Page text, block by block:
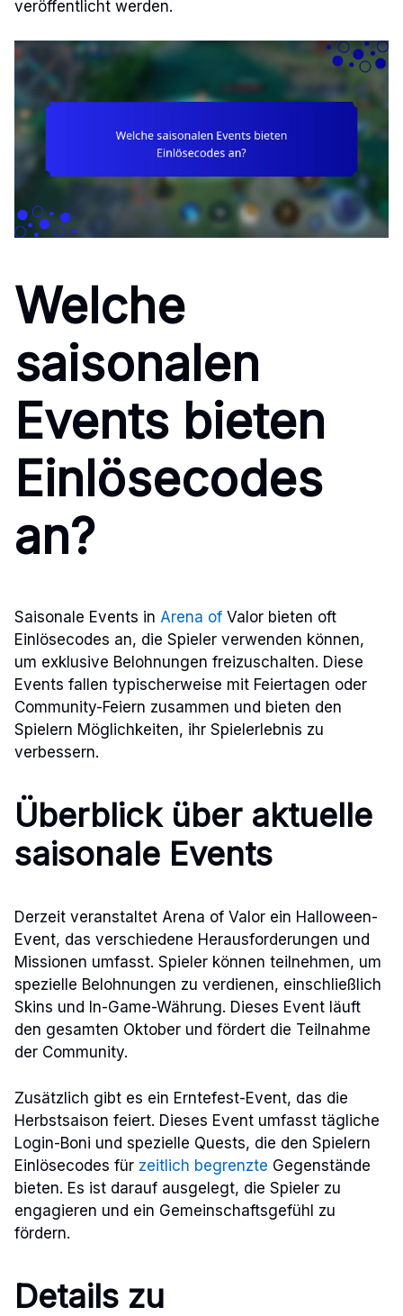
veröffentlicht werden.
Welche
saisonalen
Events bieten
Einlösecodes
an?
Saisonale Events in Arena of Valor bieten oft
Einlösecodes an, die Spieler verwenden können,
um exklusive Belohnungen freizuschalten. Diese
Events fallen typischerweise mit Feiertagen oder
Community-Feiern zusammen und bieten den
Spielern Möglichkeiten, ihr Spielerlebnis zu
verbessern.
Überblick über aktuelle
saisonale Events
Derzeit veranstaltet Arena of Valor ein Halloween-
Event, das verschiedene Herausforderungen und
Missionen umfasst. Spieler können teilnehmen, um
spezielle Belohnungen zu verdienen, einschließlich
Skins und In-Game-Währung. Dieses Event läuft
den gesamten Oktober und fördert die Teilnahme
der Community.
Zusätzlich gibt es ein Erntefest-Event, das die
Herbstsaison feiert. Dieses Event umfasst tägliche
Login-Boni und spezielle Quests, die den Spielern
Einlösecodes für zeitlich begrenzte Gegenstände
bieten. Es ist darauf ausgelegt, die Spieler zu
engagieren und ein Gemeinschaftsgefühl zu
fördern.
Details zu